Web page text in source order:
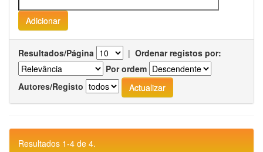
Resultados/Página | Ordenar registos por:
Por ordem
Autores/Registo
Resultados 1-4 de 4.